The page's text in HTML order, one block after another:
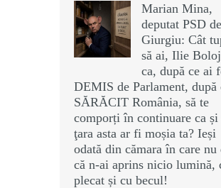
Marian Mina,
deputat PSD de
Giurgiu: Cât
să ai, Ilie
ca, după ce ai
DEMIS de Parlament, după
SĂRĂCIT România, să te
comporți în continuare ca și
ţara asta ar fi moșia ta? Ieși
odată din cămara în care nu
că n-ai aprins nicio lumină,
plecat și cu becul!